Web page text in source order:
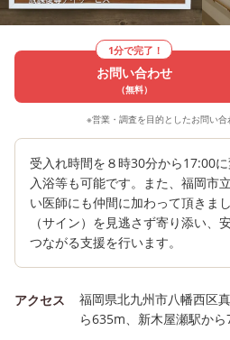
1分で完了！
お問い合わせ
（無料）
※営業・調査を目的としたお問い
受入れ時間を８時30分から17:00に
入浴等も可能です。また、福岡市
い医師にも仲間に加わって頂きま
（サイン）を見逃さず寄り添い、
つながる支援を行います。
アクセス
福岡県北九州市八幡西区
ら635m、新木屋瀬駅か